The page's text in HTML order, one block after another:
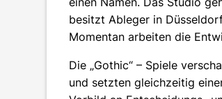
besitzt Ableger in
Momentan arbeiten die
Die „Gothic“ – Spiele
und setzten gleichzeitig